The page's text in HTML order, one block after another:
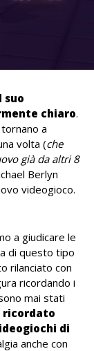
suo
chiaro.
a
volta (che
già da altri 8
Berlyn
videogioco.
a giudicare le
di questo tipo
rilanciato con
ricordando i
mai stati
ricordato
di
anche con